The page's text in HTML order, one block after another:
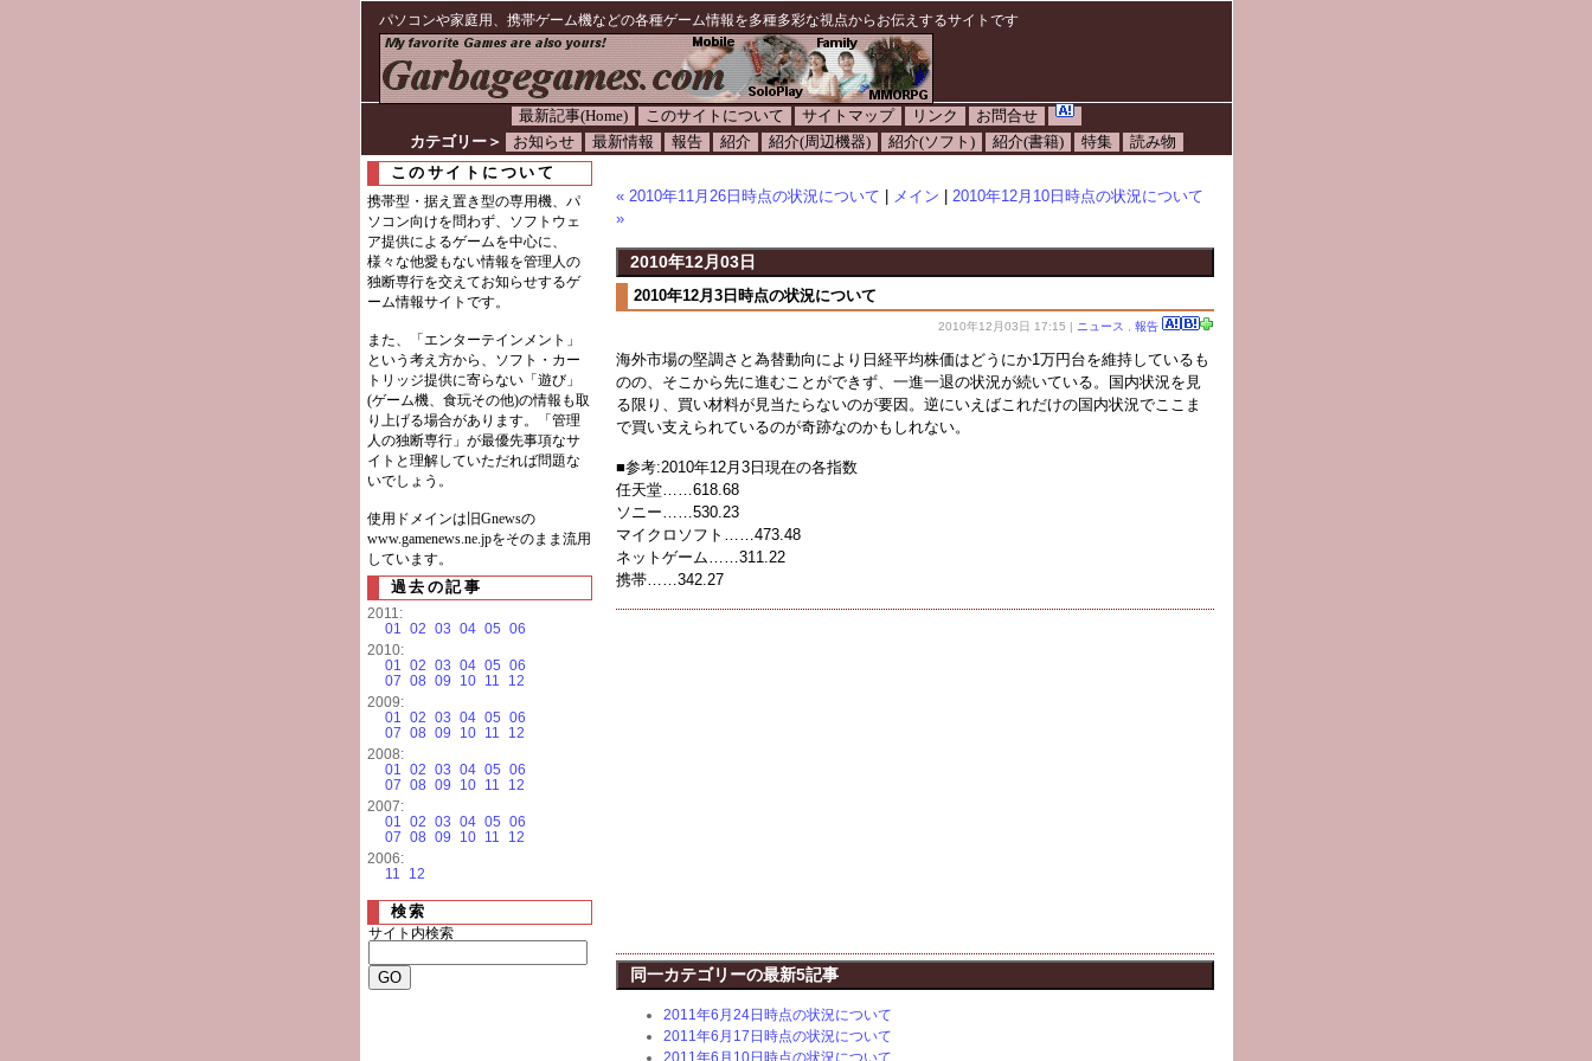
パソコンや家庭用、携帯ゲーム機などの各種ゲーム情報を多種多彩な視点からお伝えするサイトです
最新記事(Home) このサイトについて サイトマップ リンク
お問合せ
カテゴリー＞
お知らせ 最新情報 報告 紹介 紹介(周辺機器) 紹介(ソフト) 紹介(書籍) 特集 読み物
« 2010年11月26日時点の状況について メイン
2010年12月10日時点の状況について
»
2010年12月03日
2010年12月3日時点の状況について
2010年12月03日 17:15 | ニュース 報告
海外市場の堅調さと為替動向により日経平均株価はどうにか1万円台を維持しているも
のの、そこから先に進むことができず、一進一退の状況が続いている。国内状況を見
る限り、買い材料が見当たらないのが要因。逆にいえばこれだけの国内状況でここま
で買い支えられているのが奇跡なのかもしれない。
■参考:2010年12月3日現在の各指数
任天堂……618.68
ソニー……530.23
マイクロソフト……473.48
ネットゲーム……311.22
携帯……342.27
同一カテゴリーの最新5記事
2011年6月24日時点の状況について
2011年6月17日時点の状況について
2011年6月10日時点の状況について
このサイトについて
携帯型・据え置き型の専用機、パ
ソコン向けを問わず、ソフトウェ
ア提供によるゲームを中心に、
様々な他愛もない情報を管理人の
独断専行を交えてお知らせするゲ
ーム情報サイトです。
また、「エンターテインメント」
という考え方から、ソフト・カー
トリッジ提供に寄らない「遊び」
(ゲーム機、食玩その他)の情報も取
り上げる場合があります。「管理
人の独断専行」が最優先事項なサ
イトと理解していただれば問題な
いでしょう。
使用ドメインは旧Gnewsの
www.gamenews.ne.jpをそのまま流用
しています。
過去の記事
2011:
01 02 03 04 05 06
2010:
01 02 03 04 05 06
07 08 09 10 11
12
2009:
01 02 03 04 05 06
07 08 09 10 11
12
2008:
01 02 03 04 05 06
07 08 09 10 11
12
2007:
01 02 03 04 05 06
07 08 09 10 11
12
2006:
11
12
検索
サイト内検索